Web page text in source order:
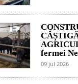
fermei
09 jul 2026